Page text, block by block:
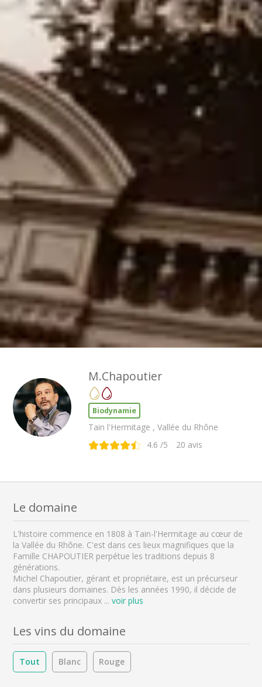
Visite cave & dégustation vin Bourgogne
Visite cave & distillerie Calvados
Visite cave Champagne
Visite cave & dégustation vin Corse
Visite cave & dégustation vin Jura
Visite cave & dégustation vin Languedoc
Roussillon
Visite rhumerie Martinique
Visite cave & dégustation vin Poitou Charentes
Domaines viticoles Provence
Visite cave & dégustation vin Savoie
Visite cave & dégustation vin Sud Ouest
Visite cave & dégustation vin Val de Loire
Visite cave & dégustation vin Vallée du Rhône
Top destinations
Thématiques
M.Chapoutier
Biodynamie
Tain l'Hermitage , Vallée du Rhône
4.6 /5 20 avis
Le domaine
L'histoire commence en 1808 à Tain-l'Hermitage au cœur de
la Vallée du Rhône. C'est dans ces lieux magnifiques que la
Famille CHAPOUTIER perpétue les traditions depuis 8
générations.
Michel Chapoutier, gérant et propriétaire, est un précurseur
dans plusieurs domaines. Dès les années 1990, il décide de
convertir ses principaux ... voir plus
Les vins du domaine
Tout Blanc Rouge